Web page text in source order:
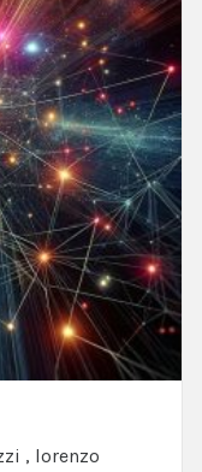
, lorenzo